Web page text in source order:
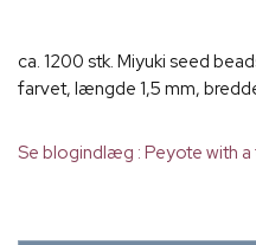
ca. 1200 stk. Miyuki seed
farvet, længde 1,5 mm,
Se blogindlæg : Peyote with a